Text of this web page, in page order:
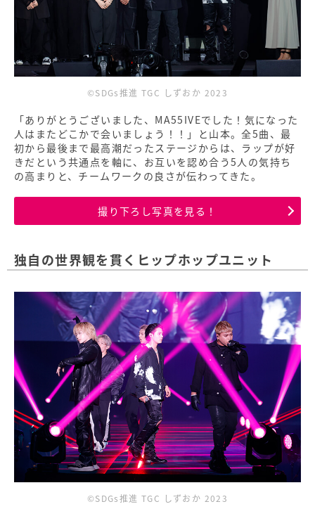
©SDGs推進 TGC しずおか 2023
「ありがとうございました、MA55IVEでした！気になった
人はまたどこかで会いましょう！！」と山本。全5曲、最
初から最後まで最高潮だったステージからは、ラップが好
きだという共通点を軸に、お互いを認め合う5人の気持ち
の高まりと、チームワークの良さが伝わってきた。
撮り下ろし写真を見る！
独自の世界観を貫くヒップホップユニット
©SDGs推進 TGC しずおか 2023